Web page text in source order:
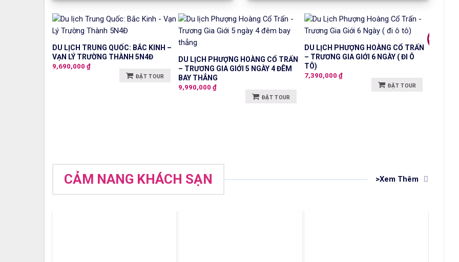
DU LỊCH TRUNG QUỐC: BẮC KINH –
VẠN LÝ TRƯỜNG THÀNH 5N4Đ
9,690,000 ₫
ĐẶT TOUR
DU LỊCH PHƯỢNG HOÀNG CỔ TRẤN
– TRƯƠNG GIA GIỚI 5 NGÀY 4 ĐÊM
BAY THẲNG
9,990,000 ₫
ĐẶT TOUR
DU LỊCH PHƯỢNG HOÀNG CỔ TRẤN
– TRƯƠNG GIA GIỚI 6 NGÀY ( ĐI Ô
TÔ)
7,390,000 ₫
ĐẶT TOUR
Giảm
TOUR
PHÙ
CẢM NANG KHÁCH SẠN >Xem Thêm